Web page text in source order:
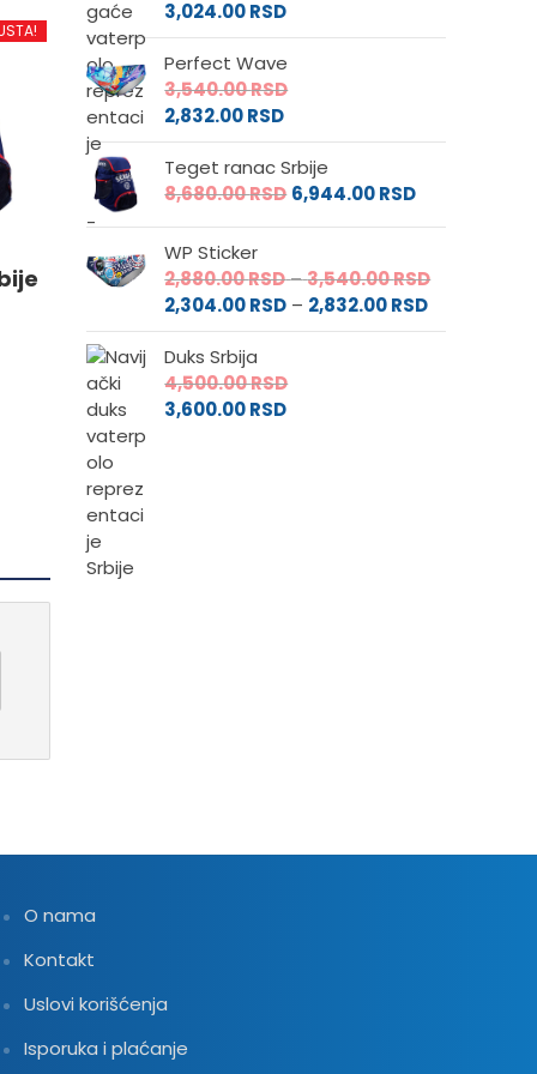
3,024.00RSD
Perfect Wave
3,540.00RSD
2,832.00RSD
Teget ranac Srbije
8,680.00RSD 6,944.00RSD
WP Sticker
2,880.00RSD–3,540.00RSDRaspon
od
2,304.00RSD – 2,832.00RSDRaspon
cena:
Duks Srbija
4,500.00RSD
3,600.00RSD
O nama
Kontakt
Uslovi korišćenja
Isporuka i plaćanje